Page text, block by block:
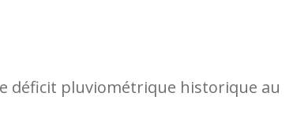
déficit pluviométrique historique au